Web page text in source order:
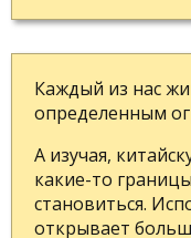
Каждый из нас
определенным
А изучая,
какие-то
становиться.
открывает